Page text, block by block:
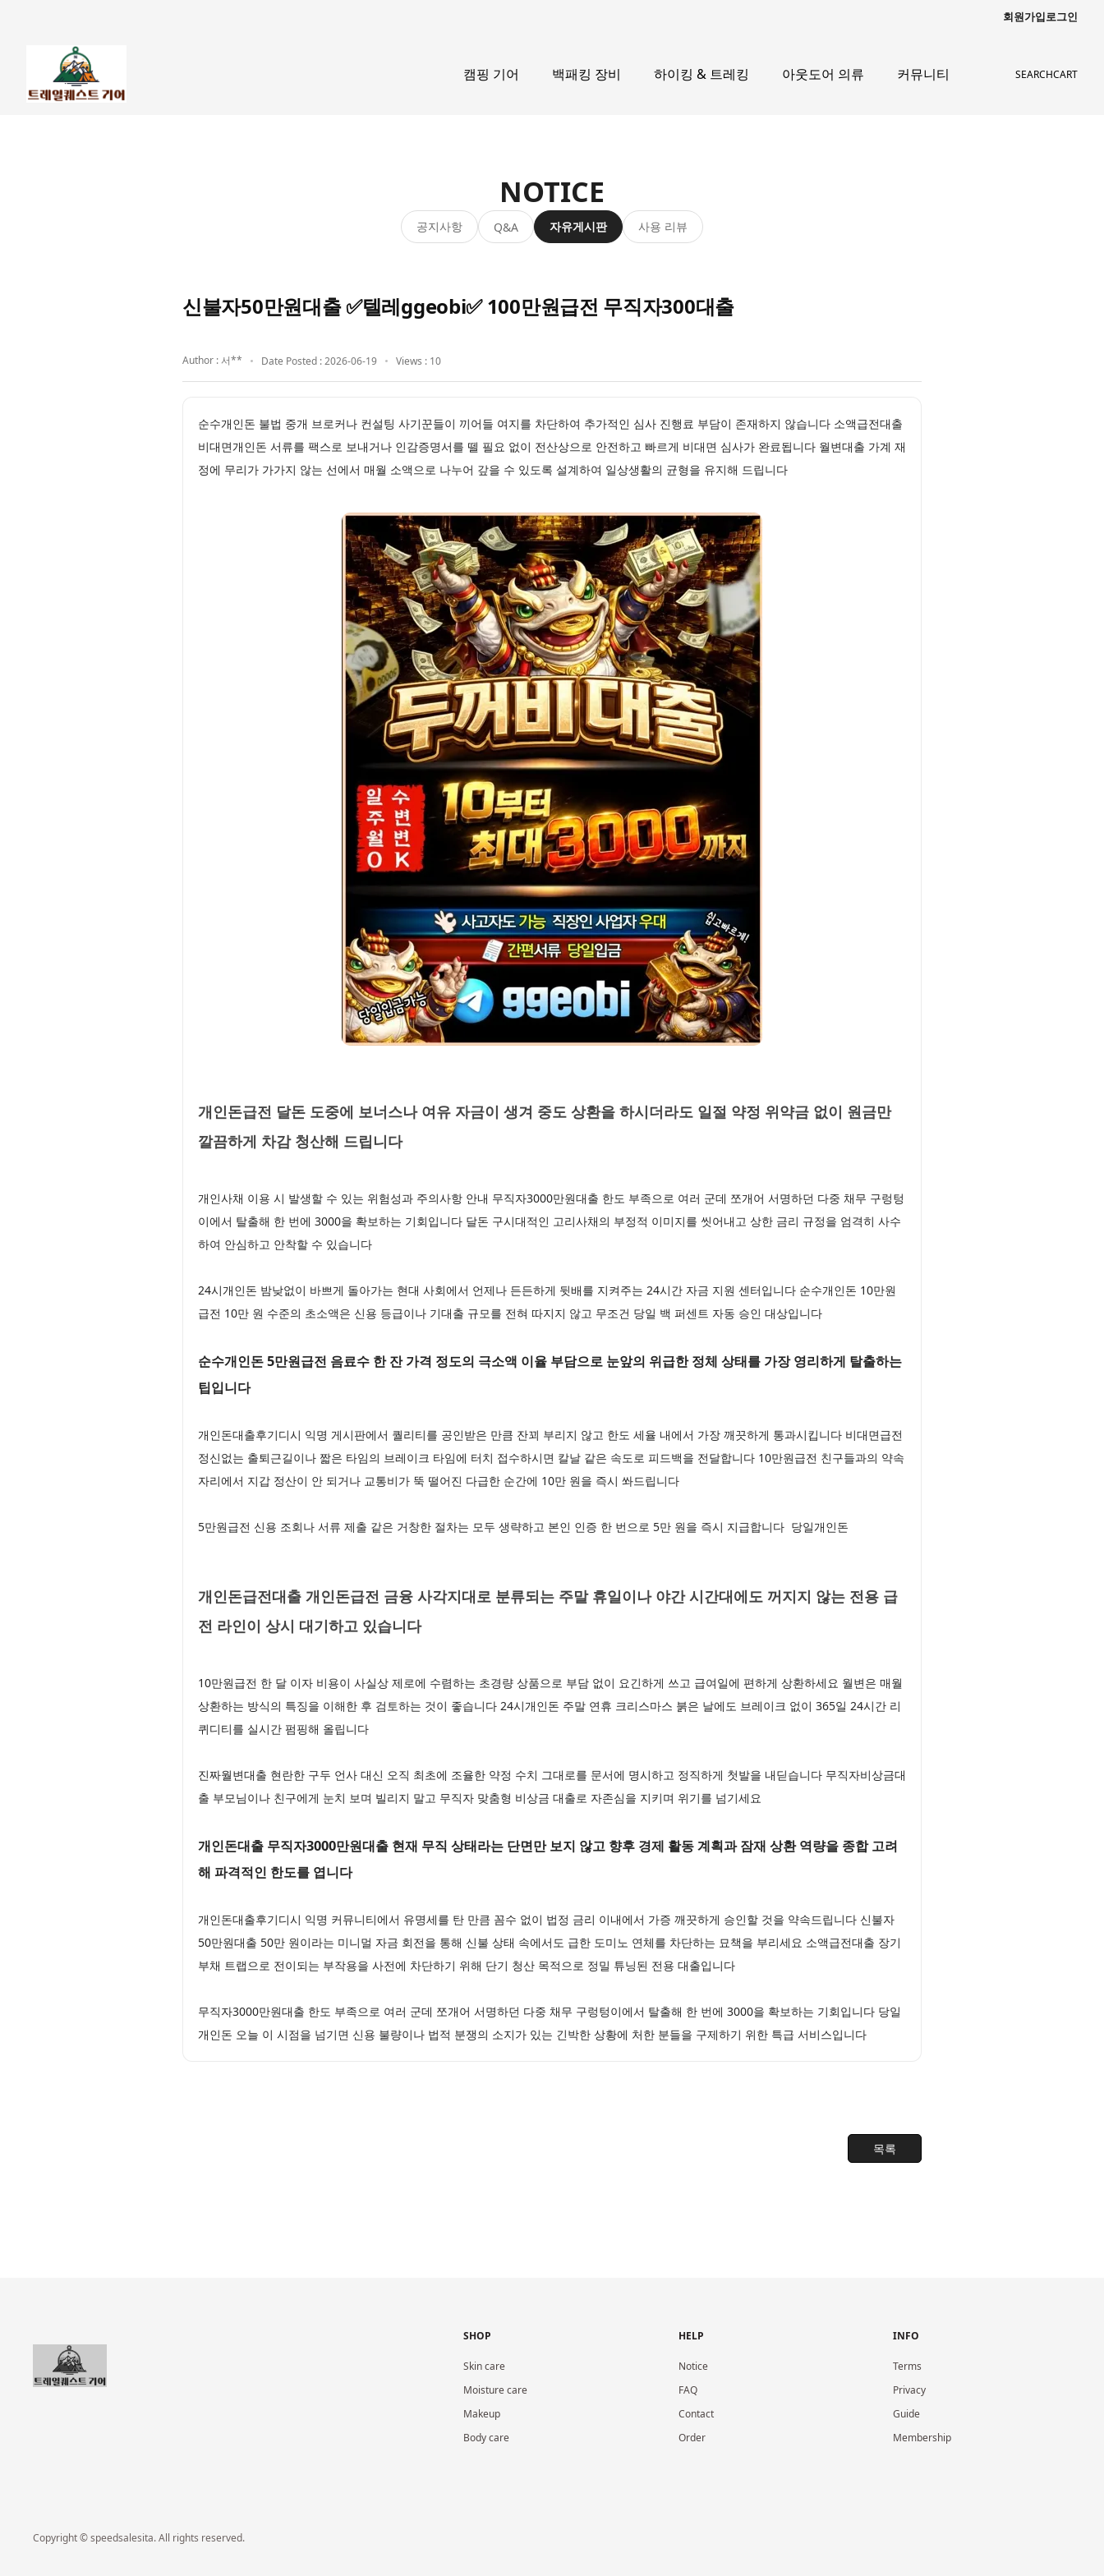
회원가입로그인
캠핑 기어 백패킹 장비 하이킹 & 트레킹 아웃도어 의류 커뮤니티 SEARCHCART
NOTICE
공지사항 Q&A 자유게시판 사용 리뷰
신불자50만원대출 ✅텔레ggeobi✅ 100만원급전 무직자300대출
Author : 서** Date Posted : 2026-06-19 Views : 10
순수개인돈 불법 중개 브로커나 컨설팅 사기꾼들이 끼어들 여지를 차단하여 추가적인 심사 진행료 부담이 존재하지 않습니다 소액급전대출
비대면개인돈 서류를 팩스로 보내거나 인감증명서를 뗄 필요 없이 전산상으로 안전하고 빠르게 비대면 심사가 완료됩니다 월변대출 가계 재
정에 무리가 가가지 않는 선에서 매월 소액으로 나누어 갚을 수 있도록 설계하여 일상생활의 균형을 유지해 드립니다
개인돈급전 달돈 도중에 보너스나 여유 자금이 생겨 중도 상환을 하시더라도 일절 약정 위약금 없이 원금만
깔끔하게 차감 청산해 드립니다
개인사채 이용 시 발생할 수 있는 위험성과 주의사항 안내 무직자3000만원대출 한도 부족으로 여러 군데 쪼개어 서명하던 다중 채무 구렁텅
이에서 탈출해 한 번에 3000을 확보하는 기회입니다 달돈 구시대적인 고리사채의 부정적 이미지를 씻어내고 상한 금리 규정을 엄격히 사수
하여 안심하고 안착할 수 있습니다
24시개인돈 밤낮없이 바쁘게 돌아가는 현대 사회에서 언제나 든든하게 뒷배를 지켜주는 24시간 자금 지원 센터입니다 순수개인돈 10만원
급전 10만 원 수준의 초소액은 신용 등급이나 기대출 규모를 전혀 따지지 않고 무조건 당일 백 퍼센트 자동 승인 대상입니다
순수개인돈 5만원급전 음료수 한 잔 가격 정도의 극소액 이율 부담으로 눈앞의 위급한 정체 상태를 가장 영리하게 탈출하는
팁입니다
개인돈대출후기디시 익명 게시판에서 퀄리티를 공인받은 만큼 잔꾀 부리지 않고 한도 세율 내에서 가장 깨끗하게 통과시킵니다 비대면급전
정신없는 출퇴근길이나 짧은 타임의 브레이크 타임에 터치 접수하시면 칼날 같은 속도로 피드백을 전달합니다 10만원급전 친구들과의 약속
자리에서 지갑 정산이 안 되거나 교통비가 뚝 떨어진 다급한 순간에 10만 원을 즉시 쏴드립니다
5만원급전 신용 조회나 서류 제출 같은 거창한 절차는 모두 생략하고 본인 인증 한 번으로 5만 원을 즉시 지급합니다 당일개인돈
개인돈급전대출 개인돈급전 금융 사각지대로 분류되는 주말 휴일이나 야간 시간대에도 꺼지지 않는 전용 급
전 라인이 상시 대기하고 있습니다
10만원급전 한 달 이자 비용이 사실상 제로에 수렴하는 초경량 상품으로 부담 없이 요긴하게 쓰고 급여일에 편하게 상환하세요 월변은 매월
상환하는 방식의 특징을 이해한 후 검토하는 것이 좋습니다 24시개인돈 주말 연휴 크리스마스 붉은 날에도 브레이크 없이 365일 24시간 리
퀴디티를 실시간 펌핑해 올립니다
진짜월변대출 현란한 구두 언사 대신 오직 최초에 조율한 약정 수치 그대로를 문서에 명시하고 정직하게 첫발을 내딛습니다 무직자비상금대
출 부모님이나 친구에게 눈치 보며 빌리지 말고 무직자 맞춤형 비상금 대출로 자존심을 지키며 위기를 넘기세요
개인돈대출 무직자3000만원대출 현재 무직 상태라는 단면만 보지 않고 향후 경제 활동 계획과 잠재 상환 역량을 종합 고려
해 파격적인 한도를 엽니다
개인돈대출후기디시 익명 커뮤니티에서 유명세를 탄 만큼 꼼수 없이 법정 금리 이내에서 가증 깨끗하게 승인할 것을 약속드립니다 신불자
50만원대출 50만 원이라는 미니멀 자금 회전을 통해 신불 상태 속에서도 급한 도미노 연체를 차단하는 묘책을 부리세요 소액급전대출 장기
부채 트랩으로 전이되는 부작용을 사전에 차단하기 위해 단기 청산 목적으로 정밀 튜닝된 전용 대출입니다
무직자3000만원대출 한도 부족으로 여러 군데 쪼개어 서명하던 다중 채무 구렁텅이에서 탈출해 한 번에 3000을 확보하는 기회입니다 당일
개인돈 오늘 이 시점을 넘기면 신용 불량이나 법적 분쟁의 소지가 있는 긴박한 상황에 처한 분들을 구제하기 위한 특급 서비스입니다
목록
SHOP
Skin care
Moisture care
Makeup
Body care
HELP
Notice
FAQ
Contact
Order
INFO
Terms
Privacy
Guide
Membership
Copyright © speedsalesita. All rights reserved.